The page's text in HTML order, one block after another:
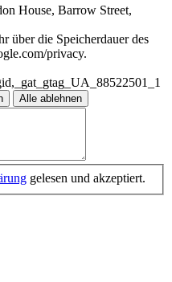
gelesen und akzeptiert.
House, Barrow Street,
über die Speicherdauer des
privacy.
Alle ablehnen